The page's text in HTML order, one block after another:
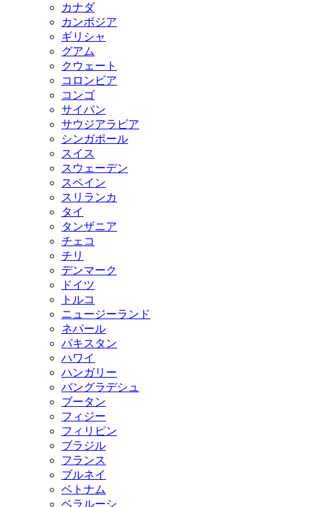
カナダ
カンボジア
ギリシャ
グアム
クウェート
コロンビア
コンゴ
サイパン
サウジアラビア
シンガポール
スイス
スウェーデン
スペイン
スリランカ
タイ
タンザニア
チェコ
チリ
デンマーク
ドイツ
トルコ
ニュージーランド
ネパール
パキスタン
ハワイ
ハンガリー
バングラデシュ
ブータン
フィジー
フィリピン
ブラジル
フランス
ブルネイ
ベトナム
ベラルーシ